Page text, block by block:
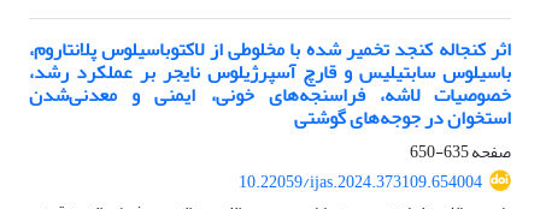
اثر کنجاله کنجد تخمیر شده با مخلوطی از لاکتوباسیلوس پلانتاروم،
باسیلوس سابتیلیس و قارچ آسپرژیلوس نایجر بر عملکرد رشد،
خصوصیات لاشه، فراسنجه‌های خونی، ایمنی و معدنی‌شدن
استخوان در جوجه‌های گوشتی
صفحه635-650
10.22059/ijas.2024.373109.654004